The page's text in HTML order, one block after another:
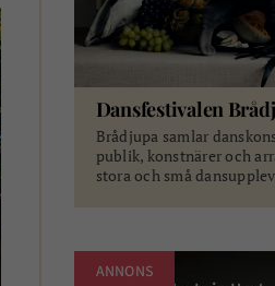
Dansfestivalen
Brådjupa samlar
publik, konstnärer och
stora och små
ANNONS